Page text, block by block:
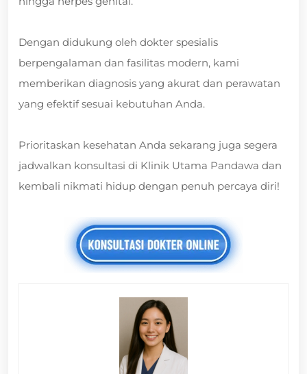
Dengan didukung oleh dokter spesialis
berpengalaman dan fasilitas modern, kami
memberikan diagnosis yang akurat dan perawatan
yang efektif sesuai kebutuhan Anda.
Prioritaskan kesehatan Anda sekarang juga segera
jadwalkan konsultasi di Klinik Utama Pandawa dan
kembali nikmati hidup dengan penuh percaya diri!